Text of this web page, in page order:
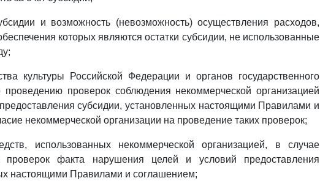
и возможность (невозможность) осуществления расходов,
которых являются остатки субсидии, не использованные
культуры Российской Федерации и органов государственного
проверок соблюдения некоммерческой организацией
субсидии, установленных настоящими Правилами и
некоммерческой организации на проведение таких проверок;
использованных некоммерческой организацией, в случае
проверок факта нарушения целей и условий предоставления
настоящими Правилами и соглашением;